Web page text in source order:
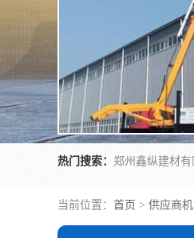
热门搜索：
当前位置： 首页 > 供应商机